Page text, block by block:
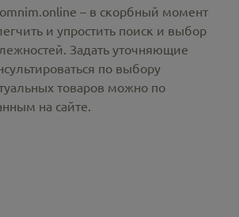
– в скорбный момент
и упростить поиск и выбор
Задать уточняющие
по выбору
товаров можно по
на сайте.